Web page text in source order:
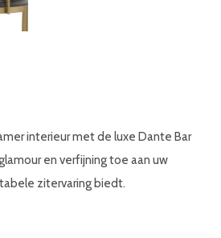
interieur met de luxe Dante Bar
en verfijning toe aan uw
zitervaring biedt.